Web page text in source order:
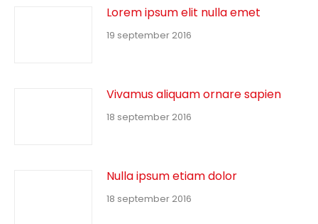
Lorem ipsum elit nulla emet
19 september 2016
Vivamus aliquam ornare sapien
18 september 2016
Nulla ipsum etiam dolor
18 september 2016